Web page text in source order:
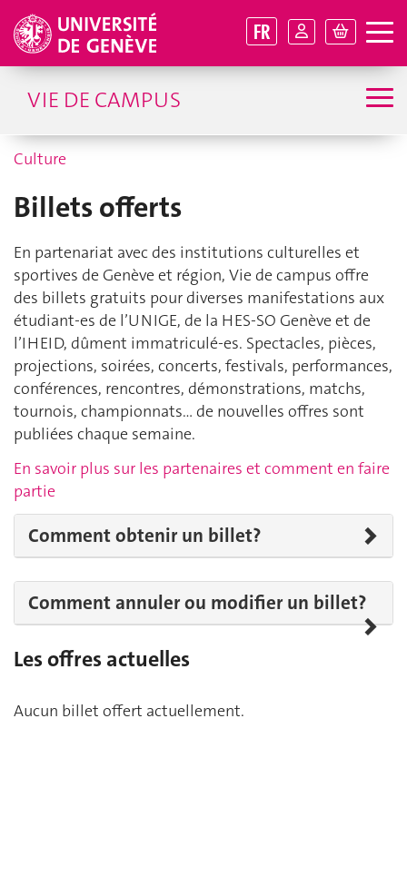
FR
VIE DE CAMPUS
Culture
Billets offerts
En partenariat avec des institutions culturelles et
sportives de Genève et région, Vie de campus offre
des billets gratuits pour diverses manifestations aux
étudiant‑es de l’UNIGE, de la HES‑SO Genève et de
l’IHEID, dûment immatriculé-es. Spectacles, pièces,
projections, soirées, concerts, festivals, performances,
conférences, rencontres, démonstrations, matchs,
tournois, championnats… de nouvelles offres sont
publiées chaque semaine.
En savoir plus sur les partenaires et comment en faire
partie
Comment obtenir un billet?
Comment annuler ou modifier un billet?
Les offres actuelles
Aucun billet offert actuellement.